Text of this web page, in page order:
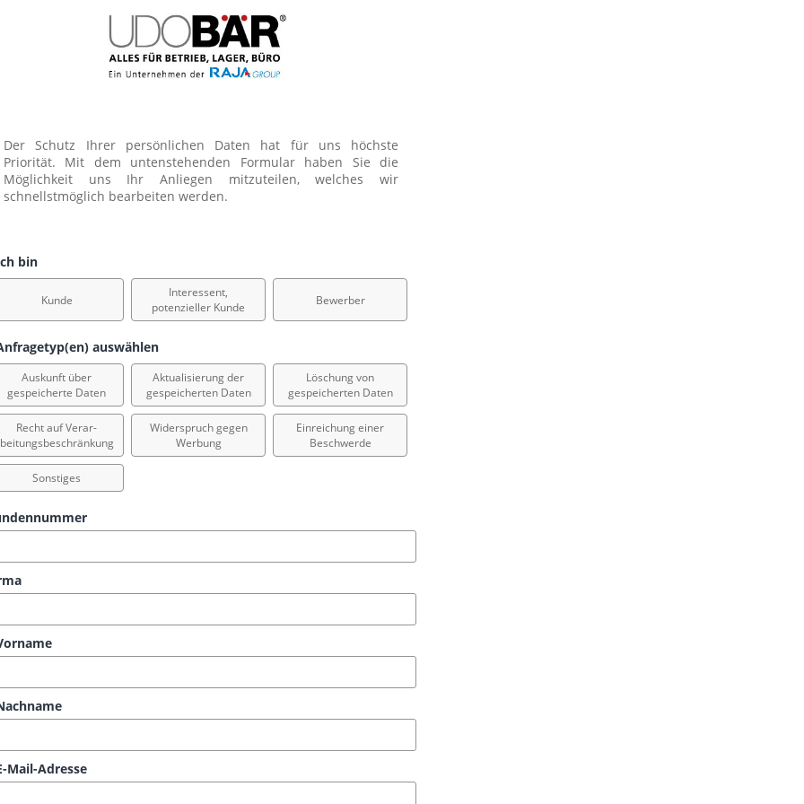
Der Schutz Ihrer persönlichen Daten hat für uns höchste
Priorität. Mit dem untenstehenden Formular haben Sie die
Möglichkeit uns Ihr Anliegen mitzuteilen, welches wir
schnellstmöglich bearbeiten werden.
bin
Kunde
Interessent,
potenzieller Kunde
Bewerber
auswählen
Auskunft über
gespeicherte Daten
Aktualisierung der
gespeicherten Daten
Löschung von
gespeicherten Daten
Recht auf Verar-
beitungsbeschränkung
Widerspruch gegen
Werbung
Einreichung einer
Beschwerde
Sonstiges
Mail-Adresse